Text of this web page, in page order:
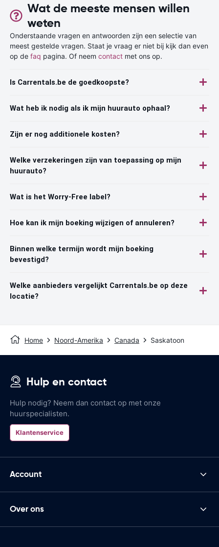
Wat de meeste mensen willen
weten
Onderstaande vragen en antwoorden zijn een selectie van
meest gestelde vragen. Staat je vraag er niet bij kijk dan even
op de faq pagina. Of neem contact met ons op.
Is Carrentals.be de goedkoopste?
Wat heb ik nodig als ik mijn huurauto ophaal?
Zijn er nog additionele kosten?
Welke verzekeringen zijn van toepassing op mijn
huurauto?
Wat is het Worry-Free label?
Hoe kan ik mijn boeking wijzigen of annuleren?
Binnen welke termijn wordt mijn boeking
bevestigd?
Welke aanbieders vergelijkt Carrentals.be op deze
locatie?
Home Noord-Amerika Canada Saskatoon
Hulp en contact
Hulp nodig? Neem dan contact op met onze
huurspecialisten.
Klantenservice
Account
Over ons